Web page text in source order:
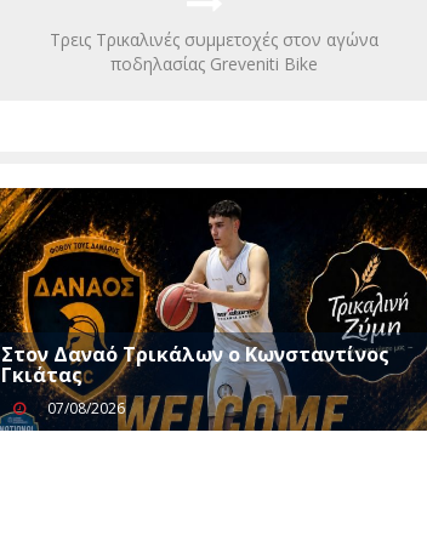
Τρεις Τρικαλινές συμμετοχές στον αγώνα
ποδηλασίας Greveniti Bike
Στον Δαναό Τρικάλων ο Κωνσταντίνος
Γκιάτας
07/08/2026